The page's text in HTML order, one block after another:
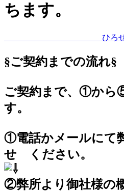
ちます。
ひろせ税務会
§ご契約までの流れ§
ご契約まで、①から
す。
①電話かメールにて
せ ください。
②弊所より御社様の